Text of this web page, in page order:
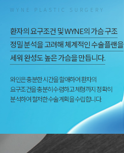
WYNE PLASTIC SURGERY
환자의 요구조건 및 WYNE의 가슴 구조
정밀 분석을 고려해 체계적인 수술플랜을
세워 완성도 높은 가슴을 만듭니다.
와인은 충분한 시간을 할애하여 환자의
요구조건을 충분히 수렴하고 체형까지 정확히
분석하여 철저한 수술계획을 수립합니다.